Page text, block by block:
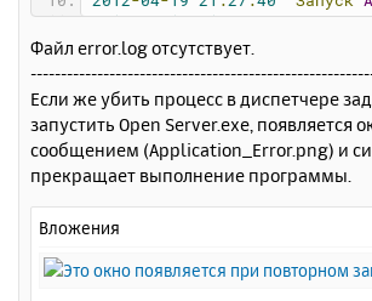
filebrowser="C:\Program
der\Totalcmd.exe"
sfilebrowser
1
upurl = http://open-server.ru/
durl=http://open-server.ru/
version=441
[ports]
mysqlport=3306
postgresqlport
httpsport=443
2012-04-19 21:27:40 Проверка
рвера
-04 19 :27
2012 - 04 -19 21: 29:30
-----------------------
2012- 04-19 21:29 :30 Начало
сервера
2012- 04- 19 21 :29 :30
одулей
2012
2012 -04-19 21: 29:33 Веб-
Файл error.log отсутствует.
Если же убить процесс в диспетчере
запустить Open Server.exe, появляется
сообщением (Application_Error.png) и
прекращает выполнение программы.
Вложения